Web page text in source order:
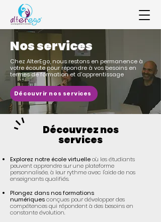
Nos services
Chez AlterEgo, nous restons en permanence à
votre écoute pour répondre à vos besoins en
termes de formation et d’apprentissage
Découvrir nos services
Découvrez nos
services
Explorez notre école virtuelleoù les étudiants
peuvent apprendre sur une plateforme
personnalisée, à leur rythme avec l'aide de nos
enseignants qualifiés.
Plongez dans nos formations
numériquesconçues pour développer des
compétences qui répondent à des besoins en
constante évolution.